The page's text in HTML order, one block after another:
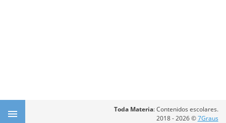
Toda Materia: Contenidos escolares.
2018 - 2026 ©7Graus